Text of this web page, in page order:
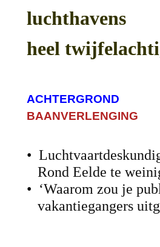
luchthavens
heel
ACHTERGROND
BAANVERLENGING
•
Rond Eelde te
• ‘Waarom zou je
vakantiegangers